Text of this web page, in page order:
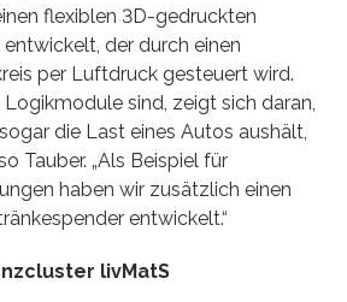
flexiblen 3D-gedruckten
der durch einen
per Luftdruck gesteuert wird.
sind, zeigt sich daran,
die Last eines Autos aushält,
Tauber. „Als Beispiel für
haben wir zusätzlich einen
entwickelt.“
livMatS